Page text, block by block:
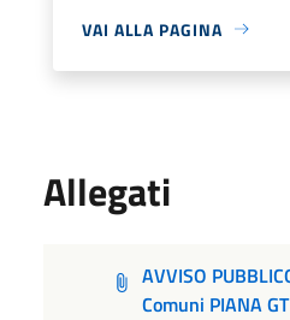
VAI ALLA PAGINA
Allegati
AVVISO
Comuni PIANA